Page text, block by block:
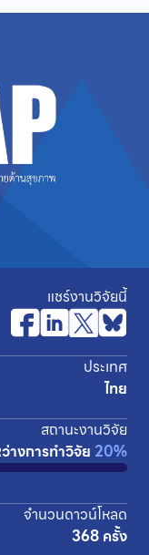
แชร์งานวิจัยนี้
ประเทศ
ไทย
สถานะงานวิจัย
างการทำวิจัย 20%
จำนวนดาวน์โหลด
368 ครั้ง